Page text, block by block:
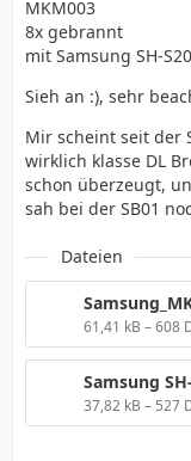
MKM003
8x gebrannt
mit Samsung SH-
Sieh an :), sehr
Mir scheint seit der
wirklich klasse DL
schon überzeugt,
sah bei der SB01
Dateien
61,41 kB – 608
Samsung
37,82 kB – 527